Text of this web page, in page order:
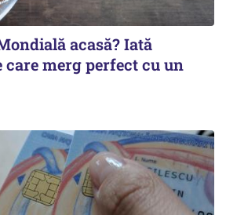
acasă? Iată
merg perfect cu un